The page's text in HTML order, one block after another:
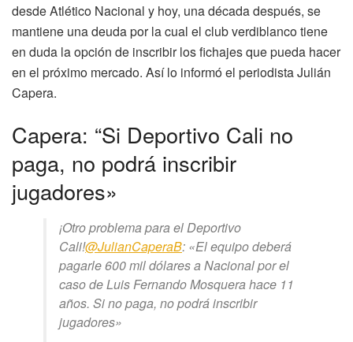
desde Atlético Nacional y hoy, una década después, se
mantiene una deuda por la cual el club verdiblanco tiene
en duda la opción de inscribir los fichajes que pueda hacer
en el próximo mercado. Así lo informó el periodista Julián
Capera.
Capera: “Si Deportivo Cali no
paga, no podrá inscribir
jugadores»
¡Otro problema para el Deportivo
Cali!@JulianCaperaB: «El equipo deberá
pagarle 600 mil dólares a Nacional por el
caso de Luis Fernando Mosquera hace 11
años. Si no paga, no podrá inscribir
jugadores»